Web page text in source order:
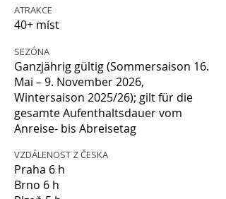
ATRAKCE
40+ míst
SEZÓNA
Ganzjährig gültig (Sommersaison 16.
Mai – 9. November 2026,
Wintersaison 2025/26); gilt für die
gesamte Aufenthaltsdauer vom
Anreise- bis Abreisetag
VZDÁLENOST Z ČESKA
Praha 6 h
Brno 6 h